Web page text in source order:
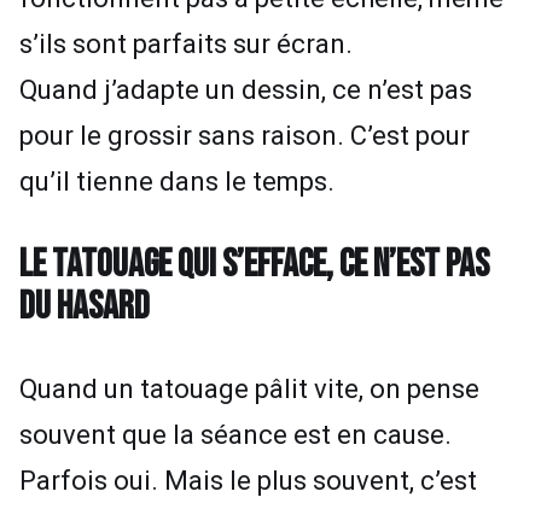
s’ils sont parfaits sur écran.
Quand j’adapte un dessin, ce n’est pas
pour le grossir sans raison. C’est pour
qu’il tienne dans le temps.
LE TATOUAGE QUI S’EFFACE, CE N’EST PAS
DU HASARD
Quand un tatouage pâlit vite, on pense
souvent que la séance est en cause.
Parfois oui. Mais le plus souvent, c’est